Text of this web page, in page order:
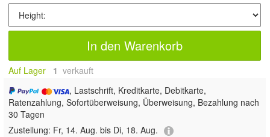
In den Warenkorb
Auf Lager 1 verkauft
, Lastschrift, Kreditkarte, Debitkarte,
Ratenzahlung, Sofortüberweisung, Überweisung, Bezahlung nach
30 Tagen
Zustellung: Fr, 14. Aug. bis Di, 18. Aug.